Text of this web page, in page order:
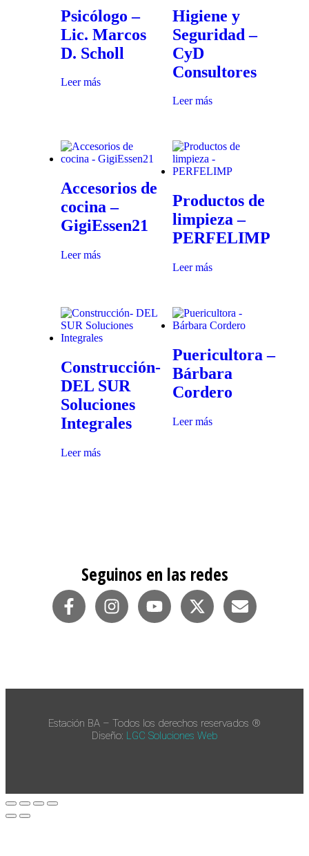
Psicólogo –
Lic. Marcos
D. Scholl
Leer más
Higiene y
Seguridad –
CyD
Consultores
Leer más
Accesorios de
cocina –
GigiEssen21
Leer más
Productos de
limpieza –
PERFELIMP
Leer más
Construcción-
DEL SUR
Soluciones
Integrales
Leer más
Puericultora –
Bárbara
Cordero
Leer más
Seguinos en las redes
Estación BA – Todos los derechos reservados ®
Diseño: LGC Soluciones Web